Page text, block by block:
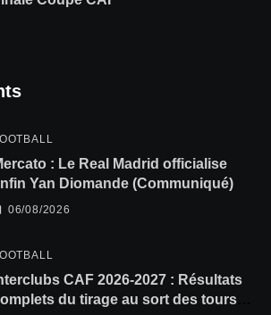
: Le Real Madrid officialise
Yan Diomande (Communiqué)
06/08/2026
CAF 2026-2027 : Résultats
du tirage au sort des tours